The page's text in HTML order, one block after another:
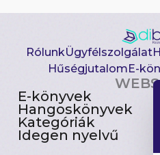
RólunkÜgyfélszolgálat
Hűségjutalom E-
E-könyvek
Hangoskönyvek
Kategóriák
Idegen nyelvű